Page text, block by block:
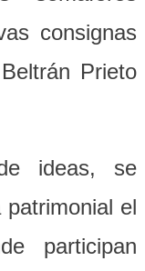
consignas
Prieto
ideas, se
el
participan